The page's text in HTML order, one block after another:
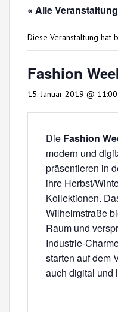
« Alle
Diese Veranstaltung hat
Fashion
15. Januar 2019 @ 11:00
Die Fashion
modern und
präsentieren in
ihre Herbst/
Kollektionen.
Wilhelmstraße
Raum und
Industrie-
starten auf dem
auch digital und